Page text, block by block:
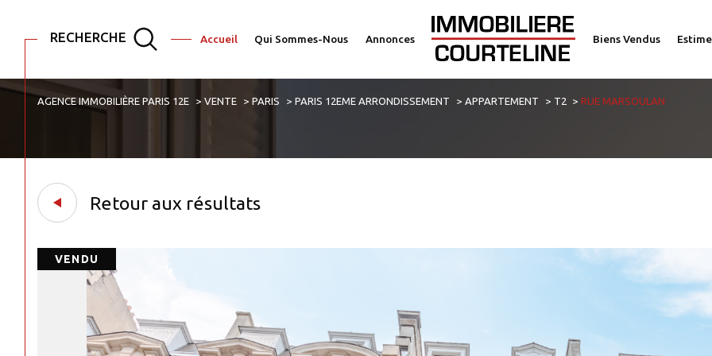
Accueil Qui Sommes-Nous Annonces Biens Vendus
RECHERCHE
de l'immo pro
TYPE DE BIEN 1 1
LOCALISATION BUDGET
voir les4annonces
Appartement
AGENCE IMMOBILIÈRE PARIS 12E VENTE PARIS PARIS 12EME ARRONDISSEMENT APPARTEMENT T2 RUE MARSOULAN
Retour aux résultats
VENDU